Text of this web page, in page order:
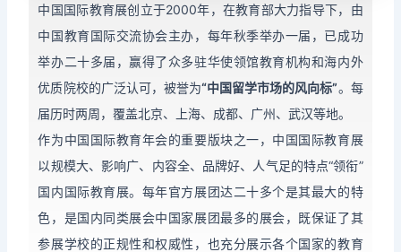
中国国际教育展创立于2000年，在教育部大力指导下，由
中国教育国际交流协会主办，每年秋季举办一届，已成功
举办二十多届，赢得了众多驻华使领馆教育机构和海内外
优质院校的广泛认可，被誉为“中国留学市场的风向标”。每
届历时两周，覆盖北京、上海、成都、广州、武汉等地。
作为中国国际教育年会的重要版块之一，中国国际教育展
以规模大、影响广、内容全、品牌好、人气足的特点“领衔”
国内国际教育展。每年官方展团达二十多个是其最大的特
色，是国内同类展会中国家展团最多的展会，既保证了其
参展学校的正规性和权威性，也充分展示各个国家的教育